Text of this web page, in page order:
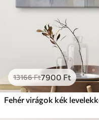
13166Ft7900 Ft